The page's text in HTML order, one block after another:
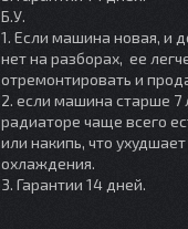
Б.У.
1. Если машина новая, и
нет на разборах, ее
отремонтировать и
2. если машина старше 7
радиаторе чаще всего
или накипь, что
охлаждения.
3. Гарантии 14 дней.